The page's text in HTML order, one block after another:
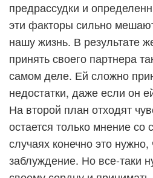
предрассудки и
эти факторы сильно
нашу жизнь. В результате
принять своего партнера
самом деле. Ей сложно
недостатки, даже если он
На второй план отходят
остается только мнение
случаях конечно это
заблуждение. Но все-таки